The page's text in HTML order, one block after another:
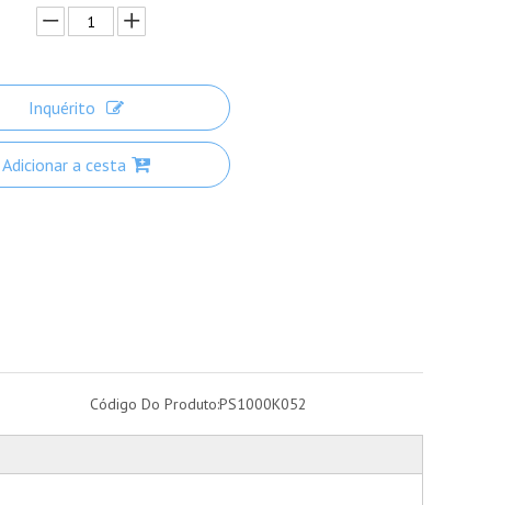
Inquérito
Adicionar a cesta
Código Do Produto:PS1000K052